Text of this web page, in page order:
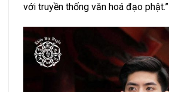
với truyền thống văn hoá đạo phật.”